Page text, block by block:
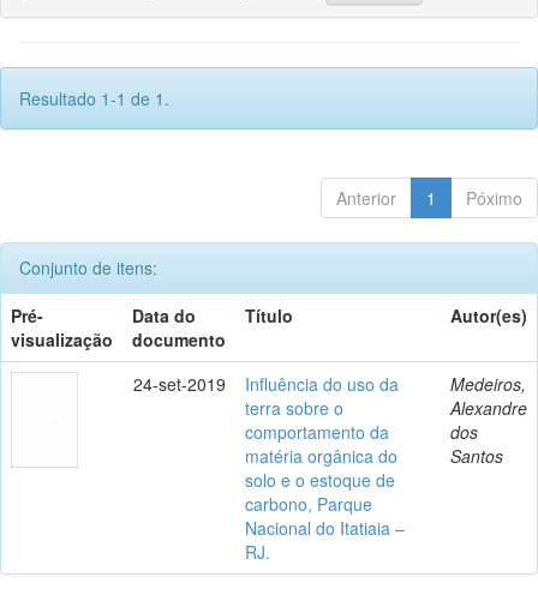
Resultado 1-1 de 1.
Anterior 1 Póximo
Conjunto de itens:
Pré-
visualização
Data do
documento
Título Autor(es)
24-set-2019
Influência do uso da
terra sobre o
comportamento da
matéria orgânica do
solo e o estoque de
carbono, Parque
Nacional do Itatiaia –
RJ.
Medeiros,
Alexandre
dos
Santos